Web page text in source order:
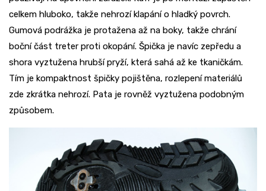
celkem hluboko, takže nehrozí klapání o hladký povrch.
Gumová podrážka je protažena až na boky, takže chrání
boční část treter proti okopání. Špička je navíc zepředu a
shora vyztužena hrubší pryží, která sahá až ke tkaničkám.
Tím je kompaktnost špičky pojištěna, rozlepení materiálů
zde zkrátka nehrozí. Pata je rovněž vyztužena podobným
způsobem.